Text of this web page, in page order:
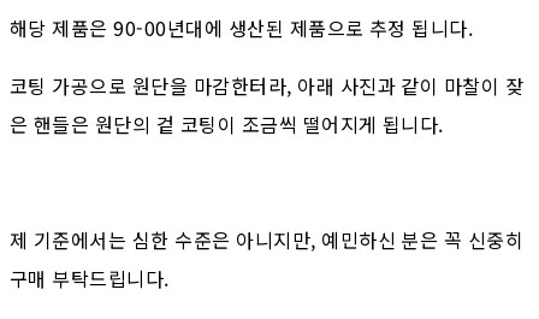
해당 제품은 90-00년대에 생산된 제품으로 추정 됩니다.
코팅 가공으로 원단을 마감한터라, 아래 사진과 같이 마찰이 잦
은 핸들은 원단의 겉 코팅이 조금씩 떨어지게 됩니다.
제 기준에서는 심한 수준은 아니지만, 예민하신 분은 꼭 신중히
구매 부탁드립니다.